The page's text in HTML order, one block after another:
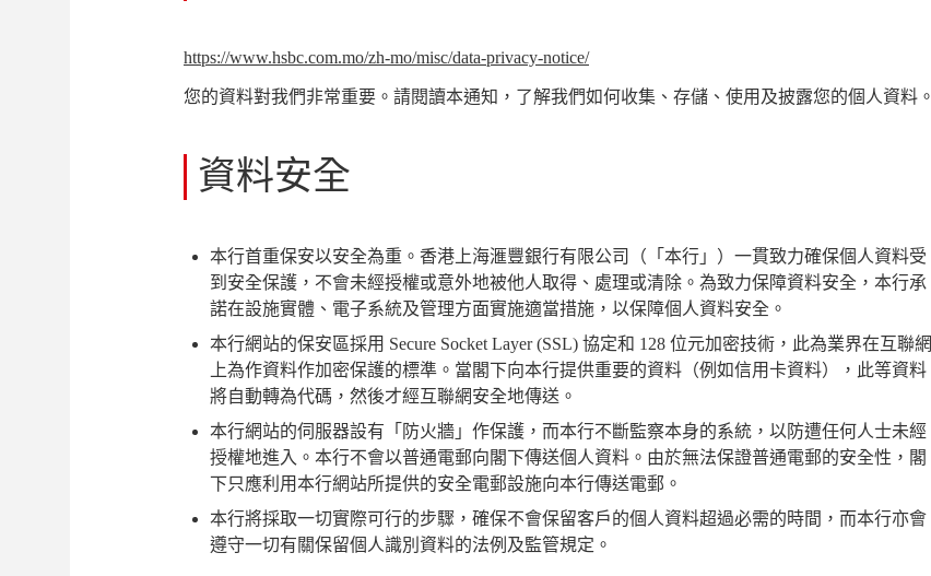
https://www.hsbc.com.mo/zh-mo/misc/data-privacy-notice/
您的資料對我們非常重要。請閱讀本通知，了解我們如何收集、存儲、使用及披露您的個人資料。
資料安全
本行首重保安以安全為重。香港上海滙豐銀行有限公司（「本行」）一貫致力確保個人資料受
到安全保護，不會未經授權或意外地被他人取得、處理或清除。為致力保障資料安全，本行承
諾在設施實體、電子系統及管理方面實施適當措施，以保障個人資料安全。
本行網站的保安區採用 Secure Socket Layer (SSL) 協定和 128 位元加密技術，此為業界在互聯網
上為作資料作加密保護的標準。當閣下向本行提供重要的資料（例如信用卡資料），此等資料
將自動轉為代碼，然後才經互聯網安全地傳送。
本行網站的伺服器設有「防火牆」作保護，而本行不斷監察本身的系統，以防遭任何人士未經
授權地進入。本行不會以普通電郵向閣下傳送個人資料。由於無法保證普通電郵的安全性，閣
下只應利用本行網站所提供的安全電郵設施向本行傳送電郵。
本行將採取一切實際可行的步驟，確保不會保留客戶的個人資料超過必需的時間，而本行亦會
遵守一切有關保留個人識別資料的法例及監管規定。